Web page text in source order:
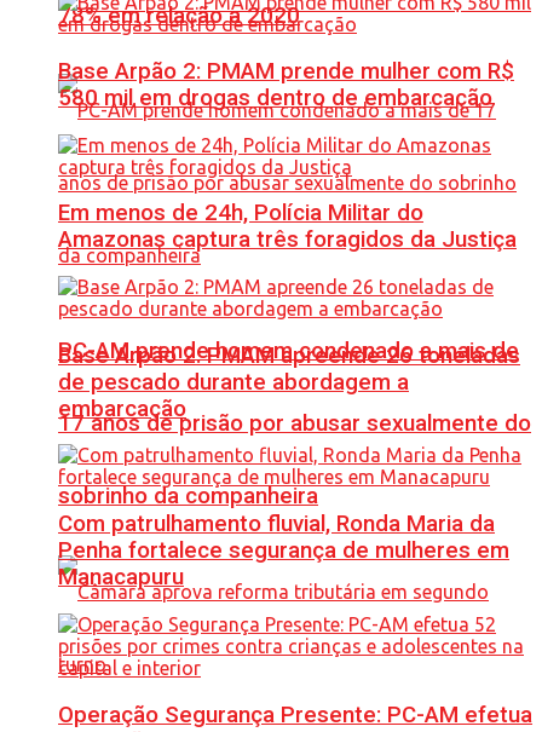
78% em relação a 2020
PC-AM prende homem condenado a mais de
17 anos de prisão por abusar sexualmente do
sobrinho da companheira
Base Arpão 2: PMAM prende mulher com R$
580 mil em drogas dentro de embarcação
Em menos de 24h, Polícia Militar do
Amazonas captura três foragidos da Justiça
Base Arpão 2: PMAM apreende 26 toneladas
de pescado durante abordagem a
embarcação
Com patrulhamento fluvial, Ronda Maria da
Penha fortalece segurança de mulheres em
Manacapuru
Operação Segurança Presente: PC-AM efetua